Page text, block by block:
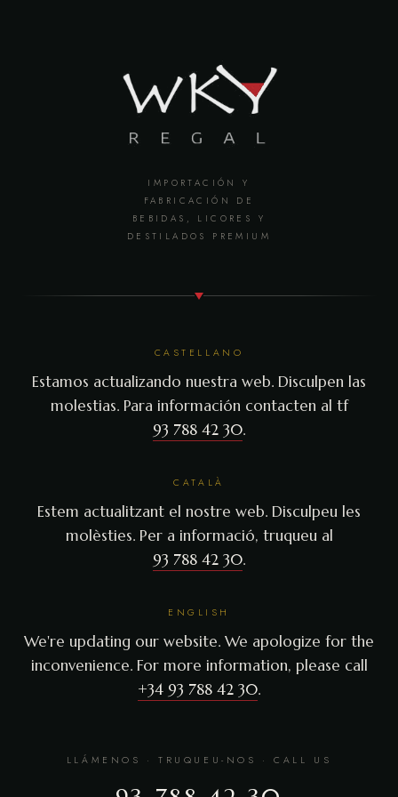
IMPORTACIÓN Y
FABRICACIÓN DE
BEBIDAS, LICORES Y
DESTILADOS PREMIUM
CASTELLANO
Estamos actualizando nuestra web. Disculpen las
molestias. Para información contacten al tf
93 788 42 30.
CATALÀ
Estem actualitzant el nostre web. Disculpeu les
molèsties. Per a informació, truqueu al
93 788 42 30.
ENGLISH
We're updating our website. We apologize for the
inconvenience. For more information, please call
+34 93 788 42 30.
LLÁMENOS · TRUQUEU-NOS · CALL US